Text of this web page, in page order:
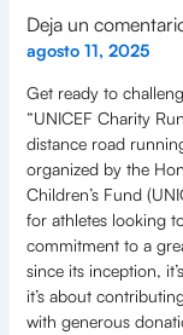
Deja un
agosto 11, 2025
Get ready to
“UNICEF Charity
distance road
organized by the
Children’s Fund
for athletes looking
commitment to a
since its inception,
it’s about
with generous